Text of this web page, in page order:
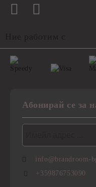
Абонирай се за
info@brandroom-
+359876753090